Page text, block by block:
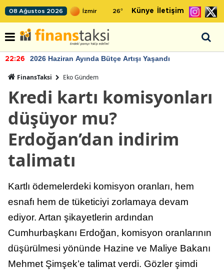
08 Ağustos 2026 26° Künye İletişim
22:26 2026 Haziran Ayında Bütçe Artışı Yaşandı
FinansTaksi Eko Gündem
Kredi kartı komisyonları
düşüyor mu?
Erdoğan’dan indirim
talimatı
Kartlı ödemelerdeki komisyon oranları, hem
esnafı hem de tüketiciyi zorlamaya devam
ediyor. Artan şikayetlerin ardından
Cumhurbaşkanı Erdoğan, komisyon oranlarının
düşürülmesi yönünde Hazine ve Maliye Bakanı
Mehmet Şimşek’e talimat verdi. Gözler şimdi